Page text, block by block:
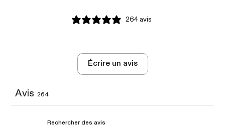
264 avis
Écrire un avis
Avis 264